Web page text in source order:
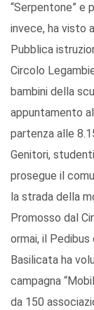
“Serpentone” e
invece, ha visto
Pubblica
Circolo
bambini della
appuntamento
partenza alle
Genitori,
prosegue il
la strada della
Promosso dal
ormai, il
Basilicata ha
campagna
da 150